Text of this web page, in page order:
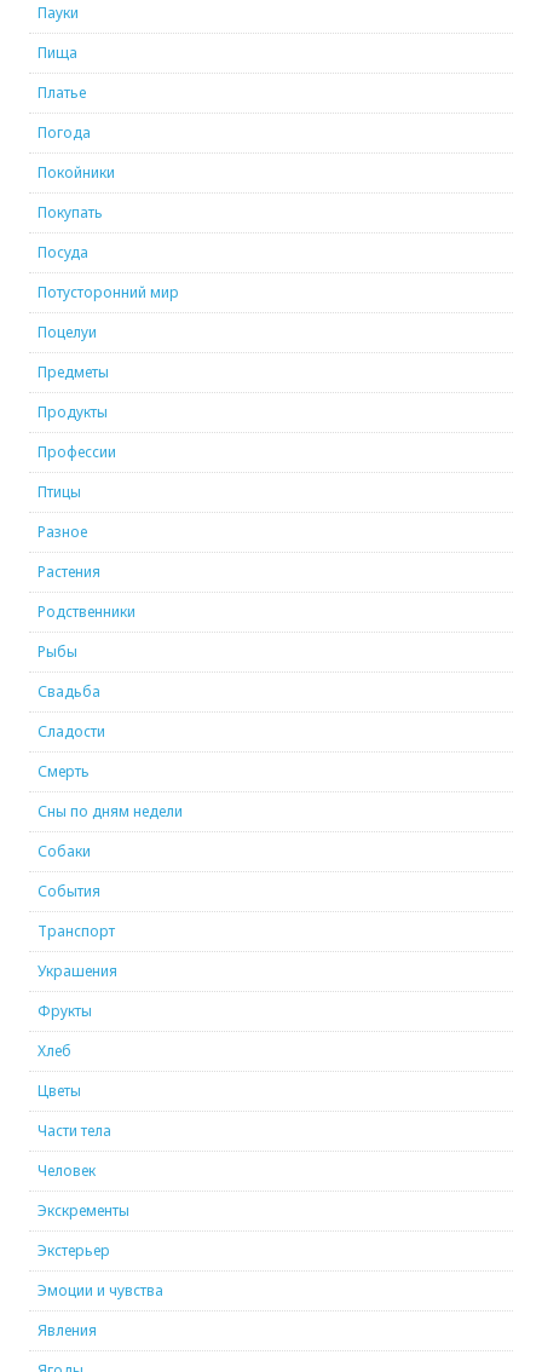
Пауки
Пища
Платье
Погода
Покойники
Покупать
Посуда
Потусторонний мир
Поцелуи
Предметы
Продукты
Профессии
Птицы
Разное
Растения
Родственники
Рыбы
Свадьба
Сладости
Смерть
Сны по дням недели
Собаки
События
Транспорт
Украшения
Фрукты
Хлеб
Цветы
Части тела
Человек
Экскременты
Экстерьер
Эмоции и чувства
Явления